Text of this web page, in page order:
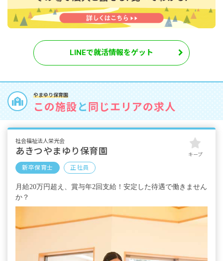
LINEで就活情報をゲット
やまゆり保育園
この施設 と 同じエリアの求人
社会福祉法人栄光会
あきつやまゆり保育園
新卒保育士 正社員
キープ
月給20万円超え、賞与年2回支給！安定した待遇で働きません
か？